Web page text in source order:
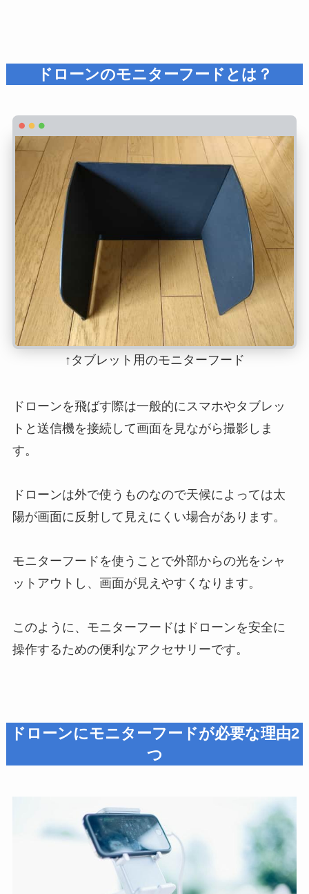
ドローンのモニターフードとは？
↑タブレット用のモニターフード
ドローンを飛ばす際は一般的にスマホやタブレッ
トと送信機を接続して画面を見ながら撮影しま
す。
ドローンは外で使うものなので天候によっては太
陽が画面に反射して見えにくい場合があります。
モニターフードを使うことで外部からの光をシャ
ットアウトし、画面が見えやすくなります。
このように、モニターフードはドローンを安全に
操作するための便利なアクセサリーです。
ドローンにモニターフードが必要な理由2
つ